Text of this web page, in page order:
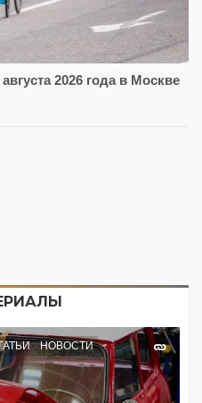
2026 года в Москве
НОВОСТИ